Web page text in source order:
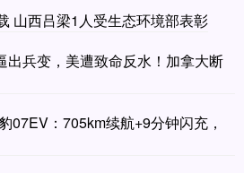
山西吕梁1人受生态环境部表彰
出兵变，美遭致命反水！加拿大断
07EV：705km续航+9分钟闪充，